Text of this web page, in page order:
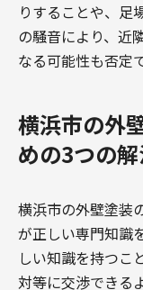
りすることや、足
の騒音により、近
なる可能性も否定
横浜市の外
めの3つの
横浜市の外壁塗装
が正しい専門知識
しい知識を持つこ
対等に交渉できる